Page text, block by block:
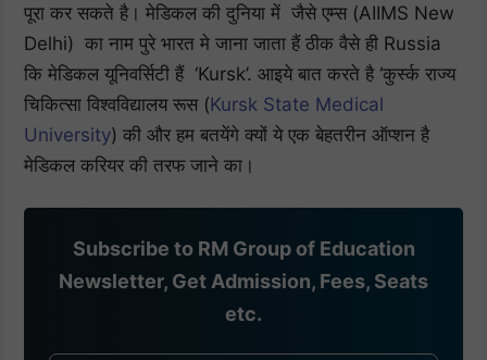
पूरा कर सकते है। मेडिकल की दुनिया में जैसे एम्स (AIIMS New
Delhi) का नाम पुरे भारत मे जाना जाता हैं ठीक वैसे ही Russia
कि मेडिकल यूनिवर्सिटी हैं ‘Kursk’. आइये बात करते है ‘कुर्स्क राज्य
चिकित्सा विश्वविद्यालय रूस (Kursk State Medical
University) की और हम बतयेंगे क्यों ये एक बेहतरीन ऑप्शन है
मेडिकल करियर की तरफ जाने का।
Subscribe to RM Group of Education
Newsletter, Get Admission, Fees, Seats
etc.